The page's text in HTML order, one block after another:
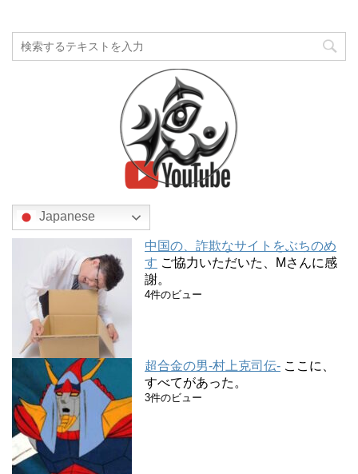
Japanese
中国の、詐欺なサイトをぶちのめ
す ご協力いただいた、Mさんに感
謝。
4件のビュー
超合金の男-村上克司伝- ここに、
すべてがあった。
3件のビュー